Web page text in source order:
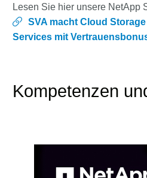
Lesen Sie hier unsere NetApp
SVA macht Cloud
Services mit
Kompetenzen